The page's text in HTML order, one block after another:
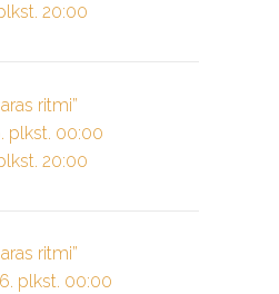
20:00
ritmi”
plkst. 00:00
20:00
ritmi”
plkst. 00:00